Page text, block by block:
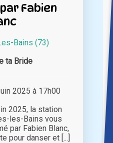
Fabien
Bains (73)
ta Bride
2025 à 17h00
2025, la station
les-Bains vous
par Fabien Blanc,
pour danser et [...]